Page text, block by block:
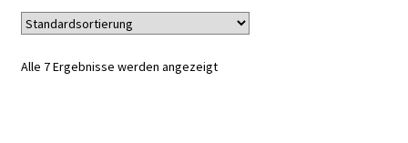
KINDER
ACCESSOIRES
Alle 7 Ergebnisse werden angezeigt